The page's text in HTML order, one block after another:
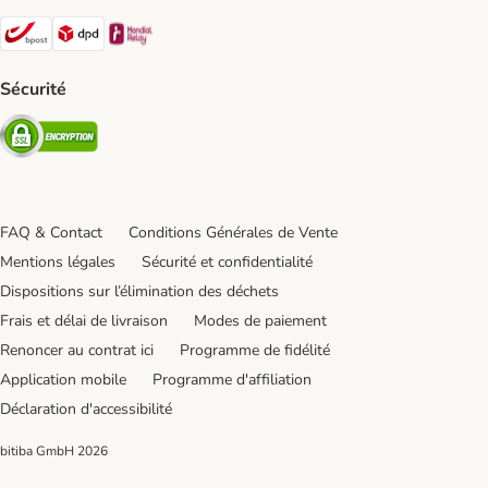
Bpost Shipping Method
DPD Shipping Method
Sécurité
Security
FAQ & Contact
Conditions Générales de Vente
Mentions légales
Sécurité et confidentialité
Dispositions sur l’élimination des déchets
Frais et délai de livraison
Modes de paiement
Renoncer au contrat ici
Programme de fidélité
Application mobile
Programme d'affiliation
Déclaration d'accessibilité
bitiba GmbH 2026